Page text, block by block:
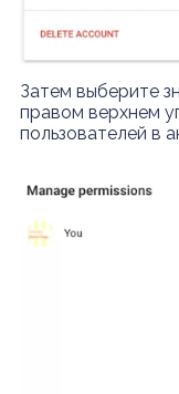
Затем выберите
правом верхнем
пользователей в